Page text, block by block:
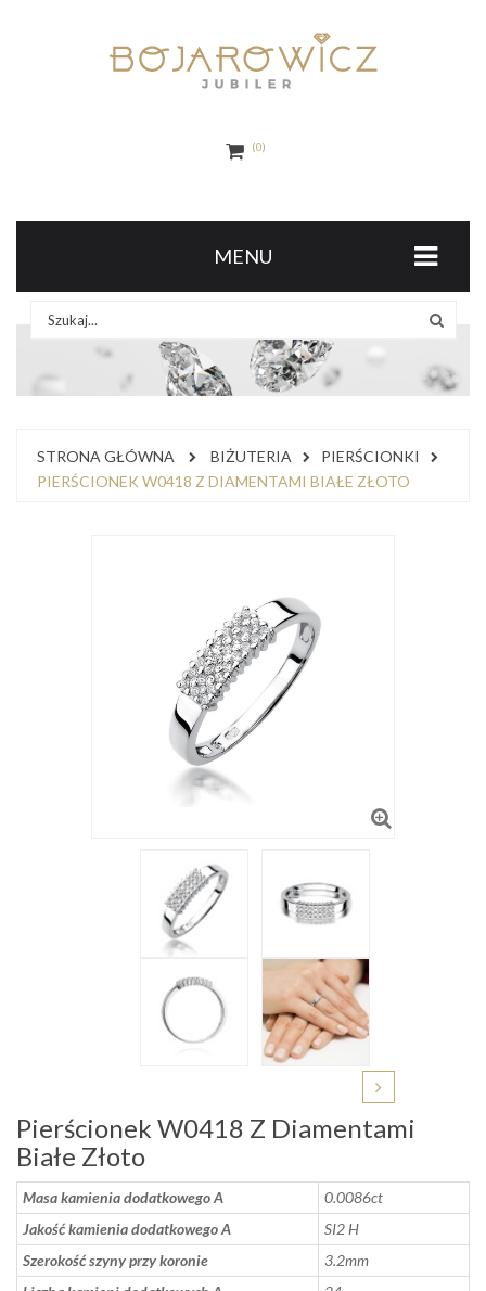
0
MENU
STRONA GŁÓWNA BIŻUTERIA
PIERŚCIONKI
PIERŚCIONEK W0418 Z DIAMENTAMI BIAŁE ZŁOTO
Pierścionek W0418 Z Diamentami
Białe Złoto
Masa kamienia dodatkowego A
0.0086ct
Jakość kamienia dodatkowego A
SI2 H
Szerokość szyny przy koronie
3.2mm